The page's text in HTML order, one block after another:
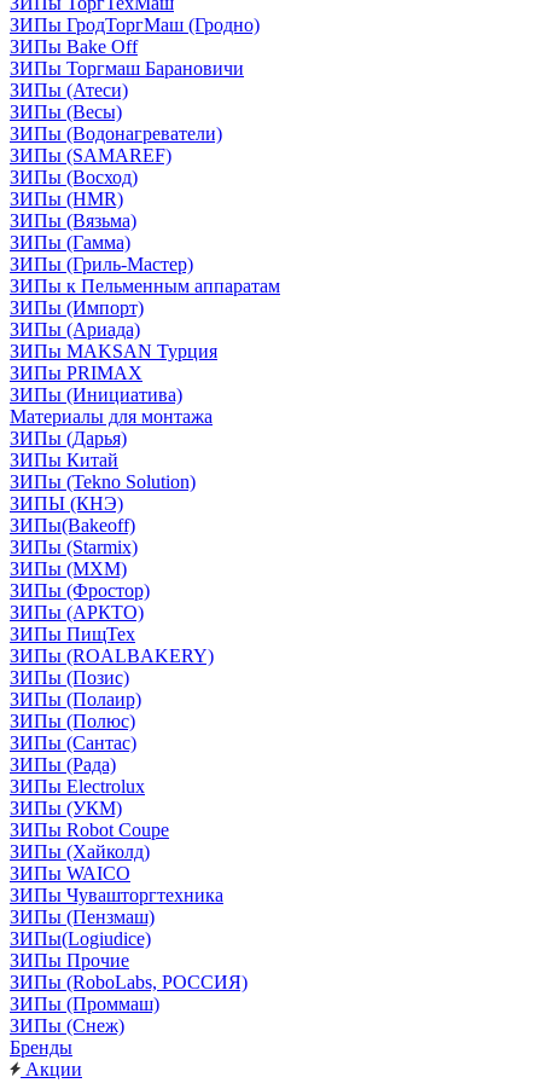
ЗИПы ГродТоргМаш (Гродно)
ЗИПы Bake Off
ЗИПы Торгмаш Барановичи
ЗИПы (Атеси)
ЗИПы (Весы)
ЗИПы (Водонагреватели)
ЗИПы (SAMAREF)
ЗИПы (Восход)
ЗИПы (HMR)
ЗИПы (Вязьма)
ЗИПы (Гамма)
ЗИПы (Гриль-Мастер)
ЗИПы к Пельменным аппаратам
ЗИПы (Импорт)
ЗИПы (Ариада)
ЗИПы MAKSAN Турция
ЗИПы PRIMAX
ЗИПы (Инициатива)
Материалы для монтажа
ЗИПы (Дарья)
ЗИПы Китай
ЗИПы (Tekno Solution)
ЗИПЫ (КНЭ)
ЗИПы(Bakeoff)
ЗИПы (Starmix)
ЗИПы (МХМ)
ЗИПы (Фростор)
ЗИПы (АРКТО)
ЗИПы ПищТех
ЗИПы (ROALBAKERY)
ЗИПы (Позис)
ЗИПы (Полаир)
ЗИПы (Полюс)
ЗИПы (Сантас)
ЗИПы (Рада)
ЗИПы Electrolux
ЗИПы (УКМ)
ЗИПы Robot Coupe
ЗИПы (Хайколд)
ЗИПы WAICO
ЗИПы Чувашторгтехника
ЗИПы (Пензмаш)
ЗИПы(Logiudice)
ЗИПы Прочие
ЗИПы (RoboLabs, РОССИЯ)
ЗИПы (Проммаш)
ЗИПы (Снеж)
Бренды
Акции